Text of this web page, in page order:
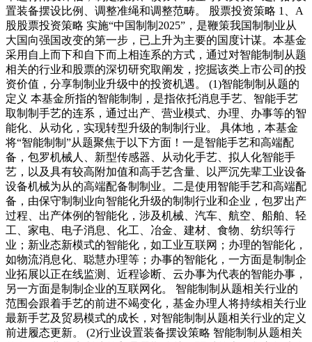
置装备摆设比例、调整准绳和调整范畴。 股票投资策略 1、A
股股票投资策略 实施“中国制制2025”，是鞭策我国制制业从
大国向强国改变的第一步，已上升为主要的国度计谋。本基金
采用自上而下和自下而上相连系的方式，通过对智能制制从题
相关的行业和股票的深切研究取阐发，挖掘该类上市公司的投
资价值，分享制制业升级中的投资机遇。 (1)智能制制从题的
定义 本基金所指的智能制制，是指依托消息手艺、智能手艺
取制制手艺的连系，通过出产、营业模式、办理、办事等的智
能化、从动化，实现转型升级的制制行业。 具体地，本基金
将“智能制制”从题聚焦于以下方面！一是智能手艺和高端配
备，包罗机械人、新型传感器、从动化手艺、拟人化智能手
艺，以及具有较高附加值和高手艺含量、以严沉先辈工业设备
设备机械为从的高端配备制制业。二是使用智能手艺和高端配
备，由保守制制业向智能化升级的制制行业和企业，包罗出产
过程、出产体例的智能化，涉及机械、汽车、航空、船舶、轻
工、家电、电子消息、化工、冶金、建材、食物、纺织等行
业；新业态新模式的智能化，如工业互联网；办理的智能化，
如物流消息化、聪慧办理等；办事的智能化，一方面是制制企
业拓展以正在线监测、近程诊断、云办事为代表的智能办事，
另一方面是制制企业的互联网化。 智能制制从题相关行业的
范围会跟着手艺的前进不竭变化，基金办理人将持续相关行业
最新手艺及贸易模式的成长，对智能制制从题相关行业的定义
前进履态更新。 (2)行业设置装备摆设策略 智能制制从题相关